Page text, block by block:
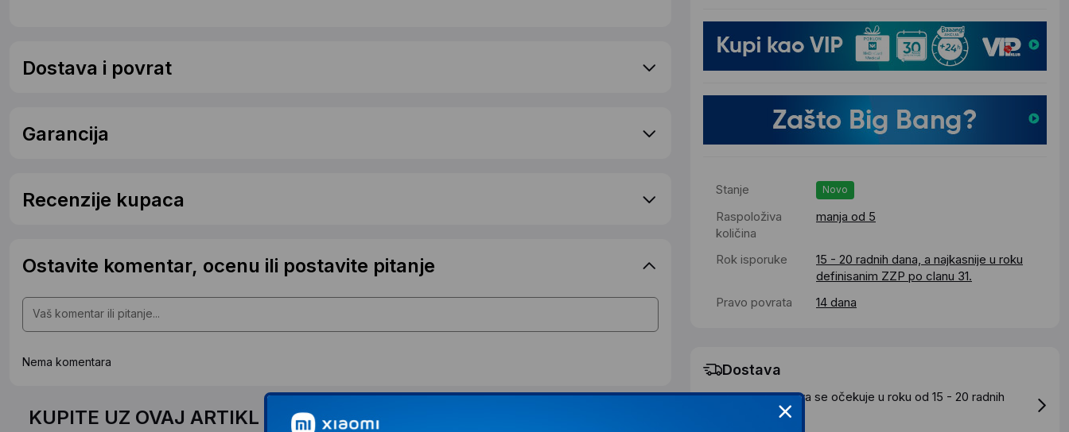
Stanje Novo
Raspoloživa
količina
manja od 5
Rok isporuke
15 - 20 radnih dana, a najkasnije u roku
definisanim ZZP po clanu 31.
Pravo povrata
14 dana
Dostava
Standardna dostava se očekuje u roku od 15 - 20 radnih
Dostava i povrat
Garancija
Recenzije kupaca
Ostavite komentar, ocenu ili postavite pitanje
Nema komentara
KUPITE UZ OVAJ ARTIKL PO SPECIJALNOJ CENI